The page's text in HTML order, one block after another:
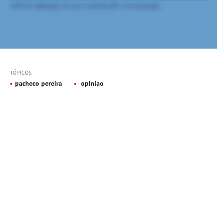
TÓPICOS
pacheco pereira opiniao